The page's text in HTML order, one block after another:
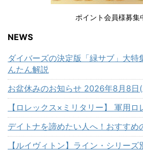
ポイント会員様募集
NEWS
ダイバーズの決定版「緑サブ」大
んたん解説
お盆休みのお知らせ 2026年8月8日
【ロレックス×ミリタリー】 軍用ロ
デイトナを諦めたい人へ！おすすめ
【ルイヴィトン】ライン・シリー